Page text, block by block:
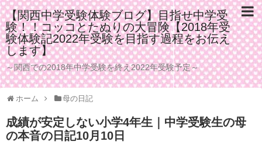
【関西中学受験体験ブログ】目指せ中学受
験！！コッコとたぬりの大冒険【2018年受
験体験記2022年受験を目指す過程をお伝え
します】
～関西での2018年中学受験を終え2022年受験予定～
ホーム 母の日記
成績が安定しない小学4年生｜中学受験生の母
の本音の日記10月10日